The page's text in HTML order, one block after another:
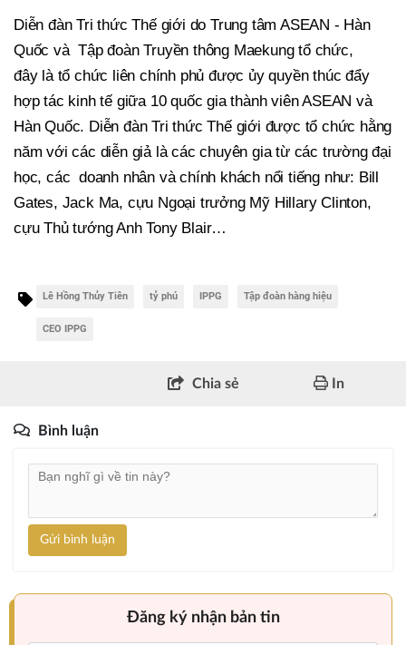
Diễn đàn Tri thức Thế giới do Trung tâm ASEAN - Hàn
Quốc và Tập đoàn Truyền thông Maekung tổ chức,
đây là tổ chức liên chính phủ được ủy quyền thúc đẩy
hợp tác kinh tế giữa 10 quốc gia thành viên ASEAN và
Hàn Quốc. Diễn đàn Tri thức Thế giới được tổ chức hằng
năm với các diễn giả là các chuyên gia từ các trường đại
học, các doanh nhân và chính khách nổi tiếng như: Bill
Gates, Jack Ma, cựu Ngoại trưởng Mỹ Hillary Clinton,
cựu Thủ tướng Anh Tony Blair…
Lê Hồng Thủy Tiên tỷ phú IPPG Tập đoàn hàng hiệu
CEO IPPG
Chia sẻ In
Bình luận
Gửi bình luận
Đăng ký nhận bản tin